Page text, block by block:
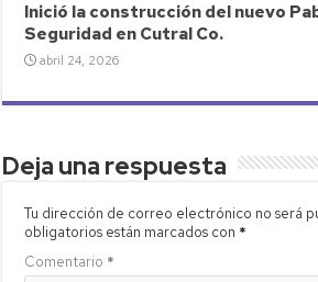
Inició la construcción del nuevo
Seguridad en Cutral Co.
abril 24, 2026
Deja una respuesta
Tu dirección de correo electrónico no será
obligatorios están marcados con *
Comentario *